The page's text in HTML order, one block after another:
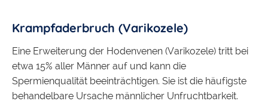
Krampfaderbruch (Varikozele)
Eine Erweiterung der Hodenvenen (Varikozele) tritt bei
etwa 15% aller Männer auf und kann die
Spermienqualität beeinträchtigen. Sie ist die häufigste
behandelbare Ursache männlicher Unfruchtbarkeit.